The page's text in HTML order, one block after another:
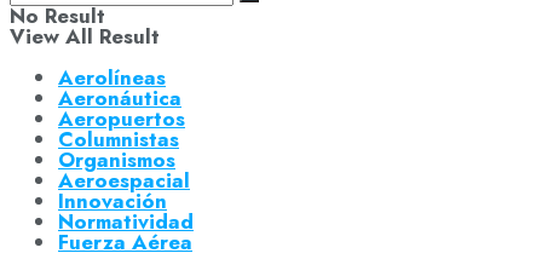
No Result
View All Result
Aerolíneas
Aeronáutica
Aeropuertos
Columnistas
Organismos
Aeroespacial
Innovación
Normatividad
Fuerza Aérea